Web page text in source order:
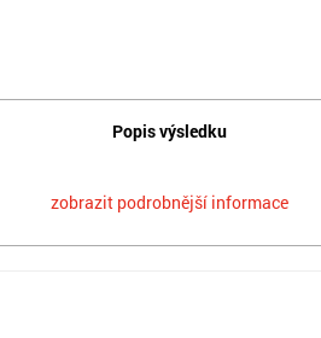
Popis výsledku
zobrazit podrobnější informace